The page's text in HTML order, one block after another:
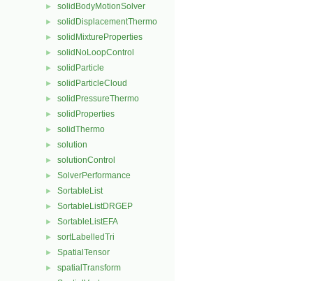
► solidBodyMotionSolver
► solidDisplacementThermo
► solidMixtureProperties
► solidNoLoopControl
► solidParticle
► solidParticleCloud
► solidPressureThermo
► solidProperties
► solidThermo
► solution
► solutionControl
► SolverPerformance
► SortableList
► SortableListDRGEP
► SortableListEFA
► sortLabelledTri
► SpatialTensor
► spatialTransform